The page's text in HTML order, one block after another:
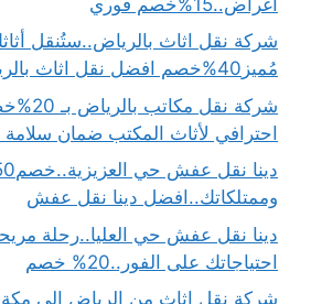
شركة نقل اثاث بالرياض..ستُنقل
مُميز40%خصم افضل نقل اثاث بالرياض..اتصل الـأن
شركة
احترافي لأثاث المكتب ضمان سلامة
وممتلكاتك..افضل دينا نقل عفش
دينا نقل عفش حي العليا..رحلة
احتياجاتك على الفور..20% خصم
شركة نقل اثاث من الرياض الى